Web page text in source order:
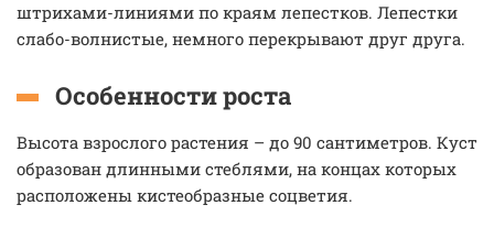
штрихами-линиями по краям лепестков. Лепестки
слабо-волнистые, немного перекрывают друг друга.
Особенности роста
Высота взрослого растения – до 90 сантиметров. Куст
образован длинными стеблями, на концах которых
расположены кистеобразные соцветия.